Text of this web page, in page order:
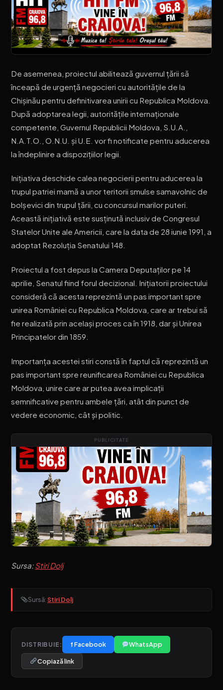
De asemenea, proiectul abilitează guvernul țării să
înceapă de urgență negocieri cu autoritățile de la
Chișinău pentru definitivarea unirii cu Republica Moldova.
După adoptarea legii, autoritățile internaționale
competente, Guvernul Republicii Moldova, S.U.A.,
N.A.T.O., O.N.U. și U.E. vor fi notificate pentru aducerea
la îndeplinire a dispozițiilor legii.
Inițiativa deschide calea negocierii pentru aducerea la
trupul patriei mamă a unor teritorii smulse samavolnic de
bolșevici din trupul țării, cu concursul marilor puteri.
Această inițiativă este susținută inclusiv de Congresul
Statelor Unite ale Americii, care la data de 28 iunie 1991, a
adoptat Rezoluția Senatului 148.
Proiectul a fost depus la Camera Deputaților pe 14
aprilie, Senatul fiind forul decizional. Inițiatorii proiectului
consideră că acesta reprezintă un pas important spre
unirea României cu Republica Moldova, care ar trebui să
fie realizată prin același proces ca în 1918, dar și Unirea
Principatelor din 1859.
Importanța acestei stiri constă în faptul că reprezintă un
pas important spre reunificarea României cu Republica
Moldova, unire care ar putea avea implicații
semnificative pentru ambele țări, atât din punct de
vedere economic, cât și politic.
PUBLICITATE
Sursa:Stiri Dolj
Sursă:Stiri Dolj
DISTRIBUIE: f Facebook WhatsApp
Copiază link